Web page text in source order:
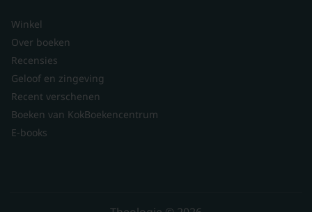
Winkel
Over boeken
Recensies
Geloof en zingeving
Recent verschenen
Boeken van KokBoekencentrum
E-books